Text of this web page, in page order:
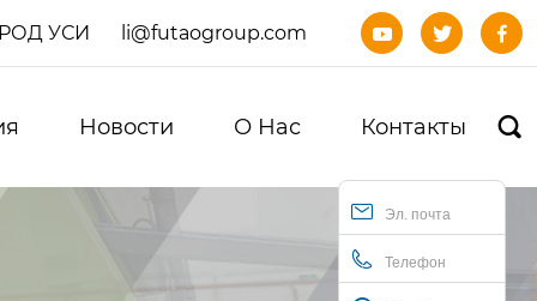
УСИ li@futaogroup.com   
Новости О Нас Контакты 
Эл. почта
Телефон